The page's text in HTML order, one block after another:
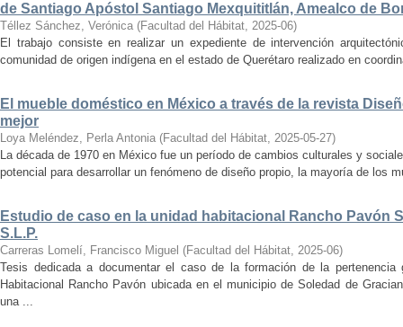
de Santiago Apóstol Santiago Mexquititlán, Amealco de
Téllez Sánchez, Verónica (Facultad del Hábitat, 2025-06)
El trabajo consiste en realizar un expediente de intervención
comunidad de origen indígena en el estado de Querétaro realizado en
El mueble doméstico en México a través de la revista
mejor
Loya Meléndez, Perla Antonia (Facultad del Hábitat, 2025-05-27)
La década de 1970 en México fue un período de cambios culturales y
potencial para desarrollar un fenómeno de diseño propio, la mayoría de los
Estudio de caso en la unidad habitacional Rancho Pavón
S.L.P.
Carreras Lomelí, Francisco Miguel (Facultad del Hábitat, 2025-06)
Tesis dedicada a documentar el caso de la formación de la
Habitacional Rancho Pavón ubicada en el municipio de Soledad de
una ...